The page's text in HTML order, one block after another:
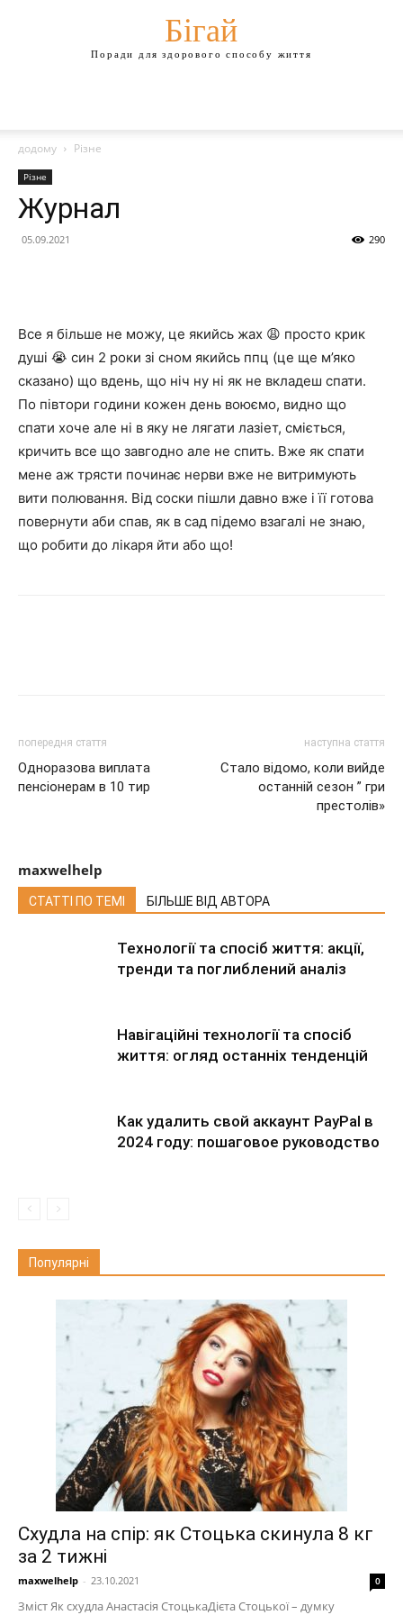
Бігай
Поради для здорового способу життя
додому Різне
Різне
Журнал
05.09.2021 290
Все я більше не можу, це якийсь жах 😩 просто крик
душі 😭 син 2 роки зі сном якийсь ппц (це ще м’яко
сказано) що вдень, що ніч ну ні як не вкладеш спати.
По півтори години кожен день воюємо, видно що
спати хоче але ні в яку не лягати лазіет, сміється,
кричить все що завгодно але не спить. Вже як спати
мене аж трясти починає нерви вже не витримують
вити полювання. Від соски пішли давно вже і її готова
повернути аби спав, як в сад підемо взагалі не знаю,
що робити до лікаря йти або що!
попередня стаття
Одноразова виплата
пенсіонерам в 10 тир
наступна стаття
Стало відомо, коли вийде
останній сезон ” гри
престолів»
maxwelhelp
СТАТТІ ПО ТЕМІ БІЛЬШЕ ВІД АВТОРА
Технології та спосіб життя: акції,
тренди та поглиблений аналіз
Навігаційні технології та спосіб
життя: огляд останніх тенденцій
Как удалить свой аккаунт PayPal в
2024 году: пошаговое руководство
Популярні
Схудла на спір: як Стоцька скинула 8 кг
за 2 тижні
maxwelhelp - 23.10.2021 0
Зміст Як схудла Анастасія СтоцькаДієта Стоцької – думку